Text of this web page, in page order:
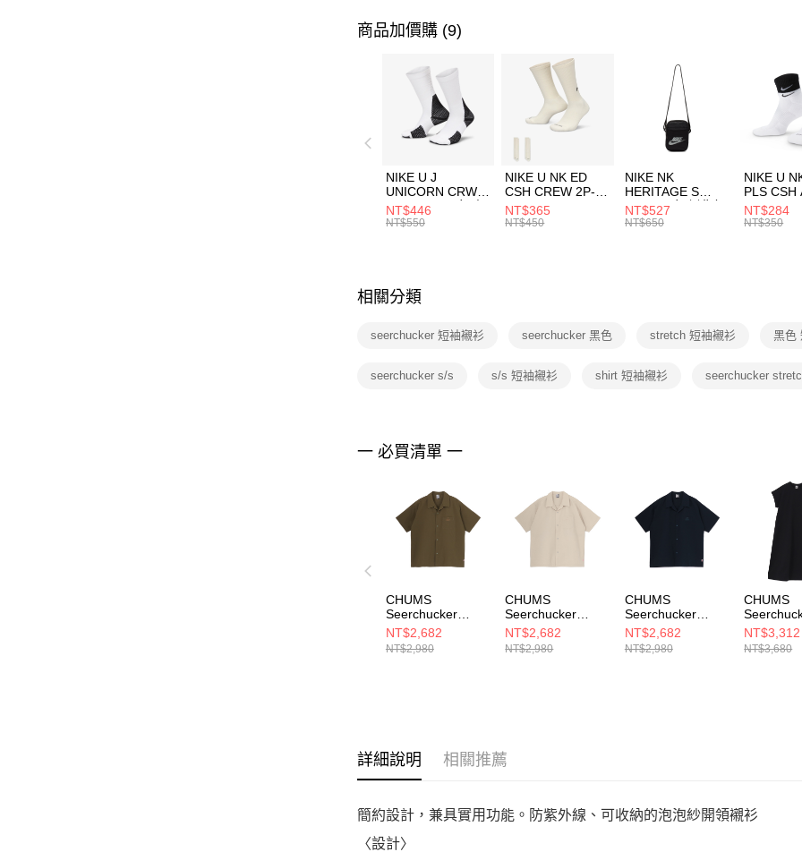
【「
１．於結
付」結帳
２．訂單
／ATM／
※ 請注意
絡購買商
先享後付
交易，需
２．關於
結果請求
５．嚴禁
形，恩沛
每筆
每筆
付款後門
每筆
商品加價購 (9)
NIKE U J
UNICORN CRW
1PR -160 男女 中
統襪 FZ3393100
NT$446
NT$550
NIKE U NK ED
CSH CREW 2P-
144 EMBRDY 男
女 短統襪
NT$365
NT$450
NIKE NK
HERITAGE S
SMIT 男女 側背包
BA5871010
NT$527
NT$650
NIKE U
PLS CSH
144 DBL
襪
NT$284
NT$350
相關分類
seerchucker 短袖襯衫 seerchucker 黑色 stretch 短袖襯衫 黑色
seerchucker s/s s/s 短袖襯衫 shirt 短袖襯衫 seerchucker
一 必買清單 一
CHUMS
Seerchucker
Stretch S/S Shirt
男 短袖襯衫 卡其
綠
NT$2,682
NT$2,980
CHUMS
Seerchucker
Stretch S/S Shirt
男 短袖襯衫 米灰
色
NT$2,682
NT$2,980
CHUMS
Seerchucker
Stretch S/S Shirt
男 短袖襯衫 深藍
CH021261N001
NT$2,682
NT$2,980
CHUMS
Stretch
女 短袖洋
納袋) 黑色
NT$3,312
NT$3,680
詳細說明 相關推薦
簡約設計，兼具實用功能。防紫外線、可收納的泡泡紗開領襯衫
〈設計〉